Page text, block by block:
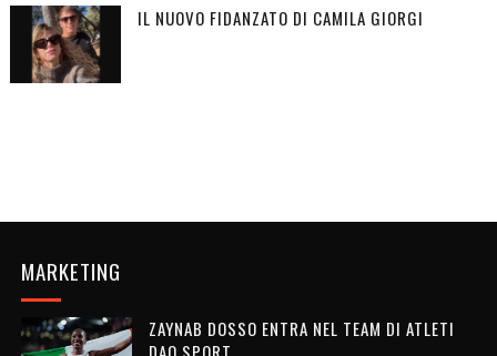
IL NUOVO FIDANZATO DI CAMILA GIORGI
MARKETING
ZAYNAB DOSSO ENTRA NEL TEAM DI ATLETI